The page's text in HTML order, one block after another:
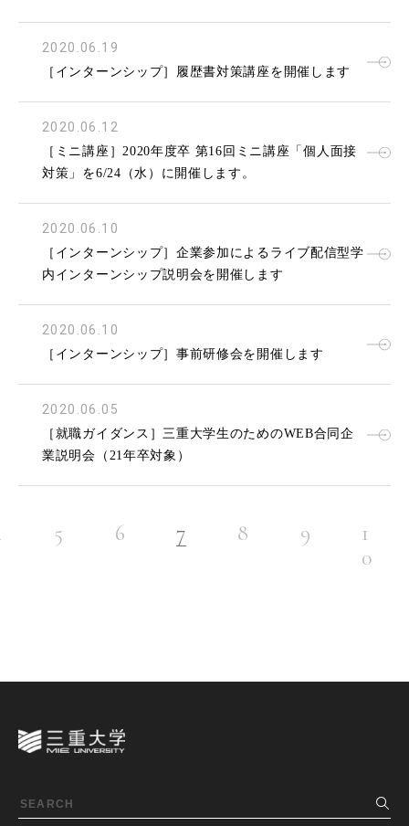
2020.06.19
［インターンシップ］履歴書対策講座を開催します
2020.06.12
［ミニ講座］2020年度卒 第16回ミニ講座「個人面接
対策」を6/24（水）に開催します。
2020.06.10
［インターンシップ］企業参加によるライブ配信型学
内インターンシップ説明会を開催します
2020.06.10
［インターンシップ］事前研修会を開催します
2020.06.05
［就職ガイダンス］三重大学生のためのWEB合同企
業説明会（21年卒対象）
5 6 7 8 9
1
0